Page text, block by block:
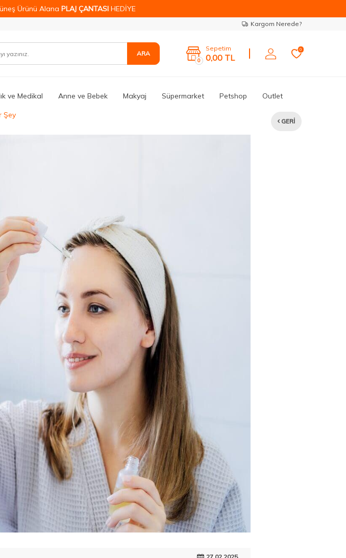
Ürünü Alana PLAJ ÇANTASI HEDİYE
Kargom Nerede?
ARA
0
Sepetim
0,00 TL
0
ve Medikal Anne ve Bebek Makyaj Süpermarket Petshop Outlet
Şey
GERI